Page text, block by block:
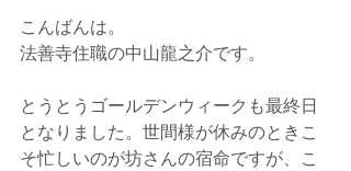
こんばんは。
法善寺住職の中山龍之介です。
とうとうゴールデンウィークも最終日
となりました。世間様が休みのときこ
そ忙しいのが坊さんの宿命ですが、こ